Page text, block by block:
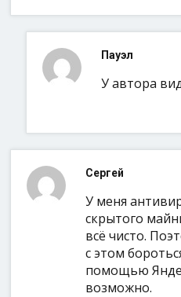
Пауэл
У автора
Сергей
У меня
скрытого
всё чисто.
с этом
помощью
возможно.